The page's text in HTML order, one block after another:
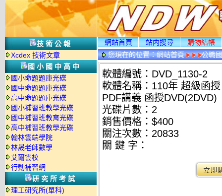
技術公報
Xcdex 技術文章
國小國中高中
國小命題題庫光碟
國中命題題庫光碟
高中命題題庫光碟
國小補習班教學光碟
國中補習班教育光碟
高中補習班教學光碟
翰林雲端學院
林晟老師數學
艾爾雲校
行動補習網
研究所考試
理工研究所(單科)
網站首頁 站内搜尋
購物結帳
您現在的位置：網站首頁
公職
光碟詳情
軟體編號：DVD_1130-2
軟體名稱：110年 超級函
PDF講義 函授DVD(2DVD)
光碟片數：2
銷售價格：$400
關注次數： 20833
關 鍵 字：